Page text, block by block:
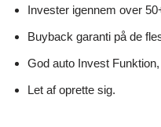
Invester igennem over
Buyback garanti på de
God auto Invest
Let af oprette sig.